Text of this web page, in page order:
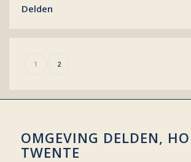
Delden
1 2
OMGEVING DELDEN,
TWENTE